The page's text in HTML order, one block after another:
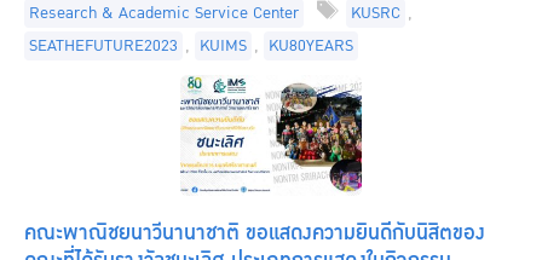
Research & Academic Service Center
Tags
KUSRC ,
SEATHEFUTURE2023 , KUIMS , KU80YEARS
คณะพาณิชยนาวีนานาชาติ ขอแสดงความยินดีกับนิสิตของ